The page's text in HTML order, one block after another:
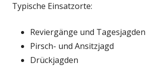
Typische Einsatzorte:
Reviergänge und Tagesjagden
Pirsch- und Ansitzjagd
Drückjagden